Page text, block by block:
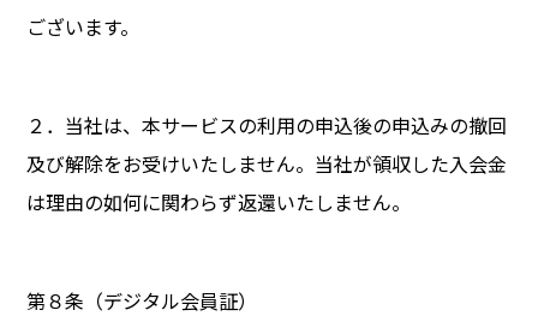
ございます。
２．当社は、本サービスの利用の申込後の申込みの撤回
及び解除をお受けいたしません。当社が領収した入会金
は理由の如何に関わらず返還いたしません。
第８条（デジタル会員証）